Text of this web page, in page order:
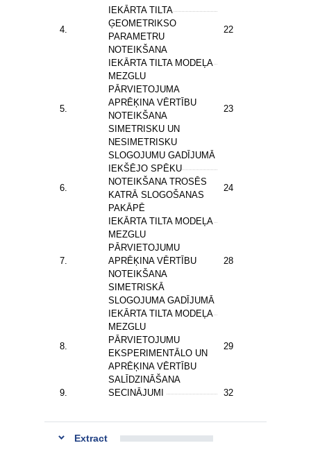
4.
IEKĀRTA TILTA
ĢEOMETRIKSO
PARAMETRU
NOTEIKŠANA
22
5.
IEKĀRTA TILTA MODEĻA
MEZGLU
PĀRVIETOJUMA
APRĒĶINA VĒRTĪBU
NOTEIKŠANA
SIMETRISKU UN
NESIMETRISKU
SLOGOJUMU GADĪJUMĀ
23
6.
IEKŠĒJO SPĒKU
NOTEIKŠANA TROSĒS
KATRĀ SLOGOŠANAS
PAKĀPĒ
24
7.
IEKĀRTA TILTA MODEĻA
MEZGLU
PĀRVIETOJUMU
APRĒĶINA VĒRTĪBU
NOTEIKŠANA
SIMETRISKĀ
SLOGOJUMA GADĪJUMĀ
28
8.
IEKĀRTA TILTA MODEĻA
MEZGLU
PĀRVIETOJUMU
EKSPERIMENTĀLO UN
APRĒĶINA VĒRTĪBU
SALĪDZINĀŠANA
29
9. SECINĀJUMI 32
Extract